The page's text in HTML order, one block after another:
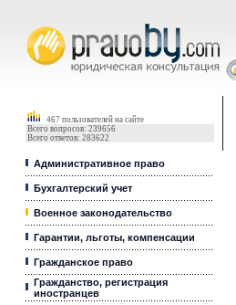
467 пользователей на сайте
Всего вопросов: 239656
Всего ответов: 283622
Административное право
Бухгалтерский учет
Военное законодательство
Гарантии, льготы, компенсации
Гражданское право
Гражданство, регистрация
иностранцев